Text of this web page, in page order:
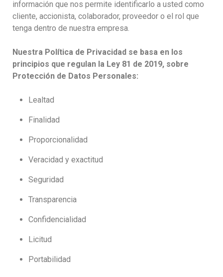
información que nos permite identificarlo a usted como
cliente, accionista, colaborador, proveedor o el rol que
tenga dentro de nuestra empresa.
Nuestra Política de Privacidad se basa en los
principios que regulan la Ley 81 de 2019, sobre
Protección de Datos Personales:
Lealtad
Finalidad
Proporcionalidad
Veracidad y exactitud
Seguridad
Transparencia
Confidencialidad
Licitud
Portabilidad